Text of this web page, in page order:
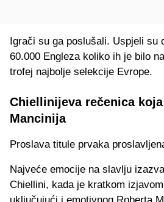
Igrači su ga poslušali. Uspjeli su
60.000 Engleza koliko ih je bilo
trofej najbolje selekcije Evrope.
Chiellinijeva rečenica
Mancinija
Proslava titule prvaka
Najveće emocije na slavlju
Chiellini, kada je kratkom